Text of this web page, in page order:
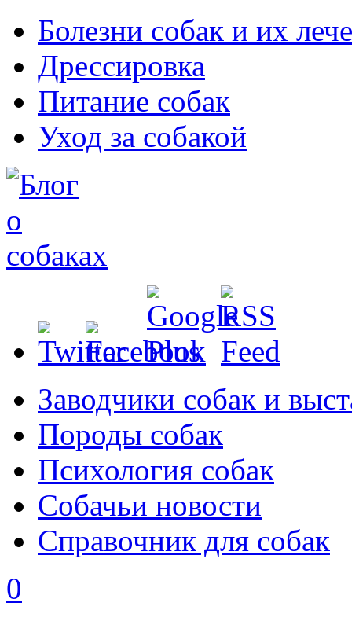
Болезни собак и их
Дрессировка
Питание собак
Уход за собакой
Заводчики собак и
Породы собак
Психология собак
Собачьи новости
Справочник для собак
0